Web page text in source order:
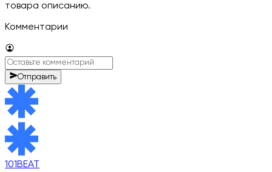
товара описанию.
Комментарии
Отправить
101BEAT